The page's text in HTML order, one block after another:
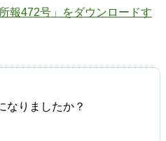
報472号」をダウンロードす
なりましたか？